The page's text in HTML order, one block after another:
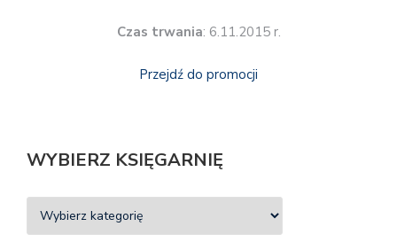
Czas trwania: 6.11.2015 r.
Przejdź do promocji
WYBIERZ KSIĘGARNIĘ